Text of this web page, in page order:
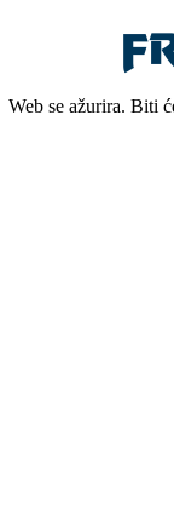
Web se ažurira. Biti